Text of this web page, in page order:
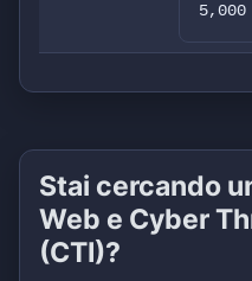
Stai cercando
Web e Cyber
(CTI)?